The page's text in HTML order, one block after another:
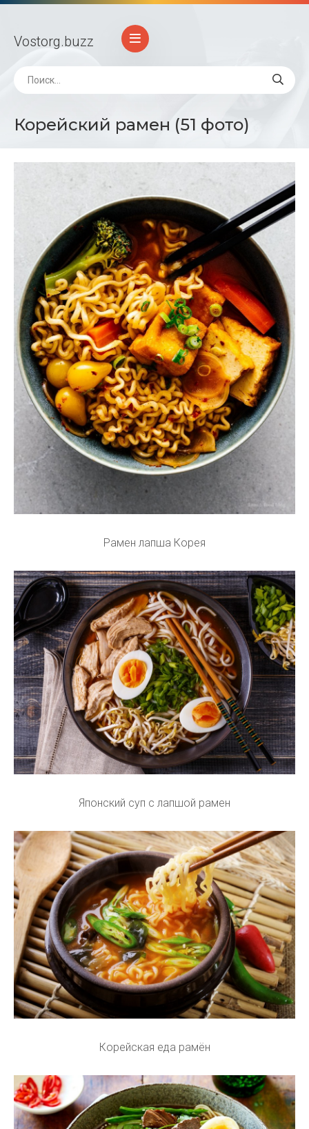
Vostorg.buzz
Корейский рамен (51 фото)
Рамен лапша Корея
Японский суп с лапшой рамен
Корейская еда рамён